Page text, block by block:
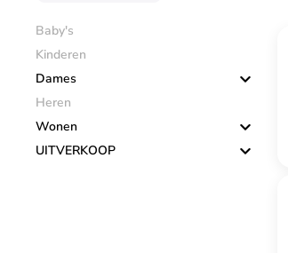
Baby's
Kinderen
Dames
Heren
Wonen
UITVERKOOP